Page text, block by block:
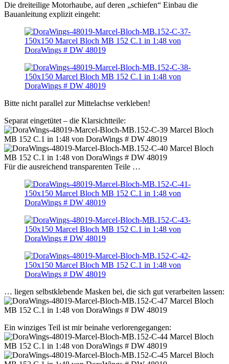
Die dreiteilige Motorhaube, auf deren „schiefen“ Einbau die
Bauanleitung explizit eingeht:
Bitte nicht parallel zur Mittelachse verkleben!
Separat eingetütet – die Klarsichtteile:
Für die ausreichend transparenten Teile …
… liegen selbstklebende Masken bei, die sich gut verarbeiten lassen:
Ein winziges Teil ist mir beinahe verlorengegangen: